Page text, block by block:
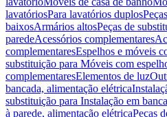
lavatóriosPara lavatórios duplos
baixosArmários altosPeças de
paredeAcessórios complementares
complementaresEspelhos e móveis
substituição para Móveis com
complementaresElementos de luz
bancada, alimentação elétrica
substituição para Instalação em
à parede, alimentação elétricaPeças